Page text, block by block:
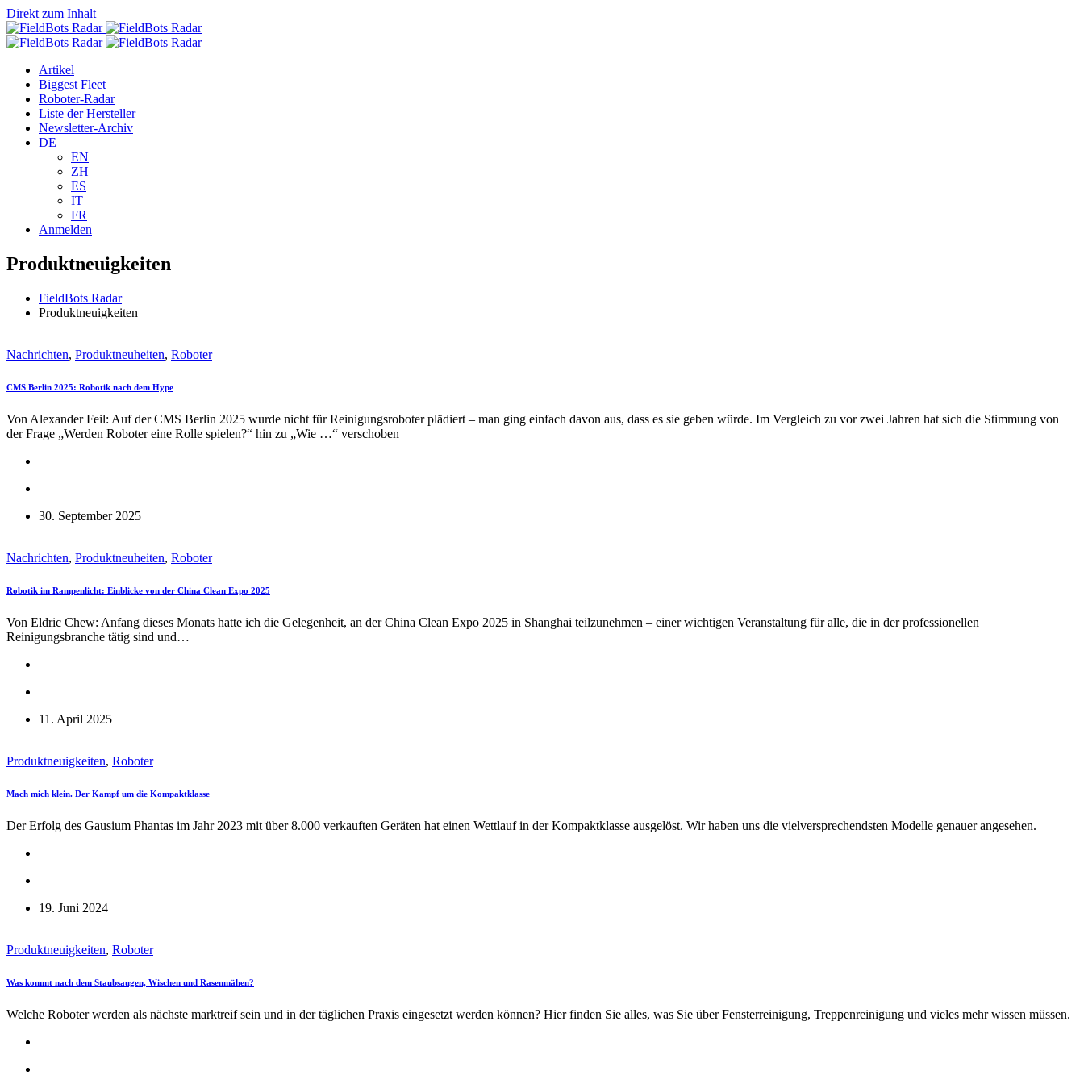
Direkt zum Inhalt
Artikel
Biggest Fleet
Roboter-Radar
Liste der Hersteller
Newsletter-Archiv
DE
EN
ZH
ES
IT
FR
Anmelden
Produktneuigkeiten
FieldBots Radar
Produktneuigkeiten
Nachrichten, Produktneuheiten, Roboter
CMS Berlin 2025: Robotik nach dem Hype
Von Alexander Feil: Auf der CMS Berlin 2025 wurde nicht für Reinigungsroboter plädiert – man ging einfach davon aus, dass es sie geben würde. Im Vergleich zu vor zwei Jahren hat sich die Stimmung von
der Frage „Werden Roboter eine Rolle spielen?“ hin zu „Wie …“ verschoben
30. September 2025
Nachrichten, Produktneuheiten, Roboter
Robotik im Rampenlicht: Einblicke von der China Clean Expo 2025
Von Eldric Chew: Anfang dieses Monats hatte ich die Gelegenheit, an der China Clean Expo 2025 in Shanghai teilzunehmen – einer wichtigen Veranstaltung für alle, die in der professionellen
Reinigungsbranche tätig sind und…
11. April 2025
Produktneuigkeiten, Roboter
Mach mich klein. Der Kampf um die Kompaktklasse
Der Erfolg des Gausium Phantas im Jahr 2023 mit über 8.000 verkauften Geräten hat einen Wettlauf in der Kompaktklasse ausgelöst. Wir haben uns die vielversprechendsten Modelle genauer angesehen.
19. Juni 2024
Produktneuigkeiten, Roboter
Was kommt nach dem Staubsaugen, Wischen und Rasenmähen?
Welche Roboter werden als nächste marktreif sein und in der täglichen Praxis eingesetzt werden können? Hier finden Sie alles, was Sie über Fensterreinigung, Treppenreinigung und vieles mehr wissen müssen.